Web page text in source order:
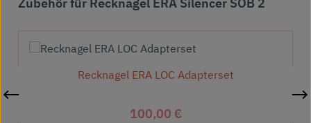
Produktgalerie überspringen
Zubehör für Recknagel ERA Silencer SOB 2
Recknagel ERA LOC Adapterset
Regulärer Preis:
100,00 €